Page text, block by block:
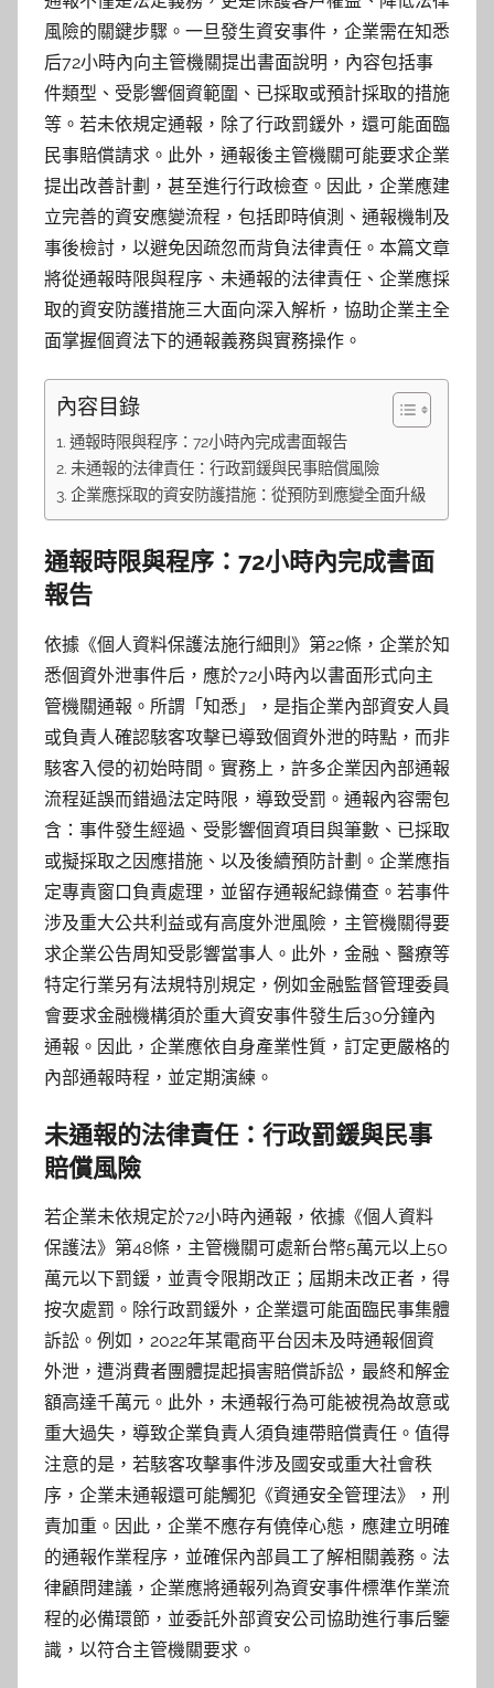
風險的關鍵步驟。一旦發生資安事件，企業需在知悉
后72小時內向主管機關提出書面說明，內容包括事
件類型、受影響個資範圍、已採取或預計採取的措施
等。若未依規定通報，除了行政罰鍰外，還可能面臨
民事賠償請求。此外，通報後主管機關可能要求企業
提出改善計劃，甚至進行行政檢查。因此，企業應建
立完善的資安應變流程，包括即時偵測、通報機制及
事後檢討，以避免因疏忽而背負法律責任。本篇文章
將從通報時限與程序、未通報的法律責任、企業應採
取的資安防護措施三大面向深入解析，協助企業主全
面掌握個資法下的通報義務與實務操作。
內容目錄
通報時限與程序：72小時內完成書面報告
未通報的法律責任：行政罰鍰與民事賠償風險
企業應採取的資安防護措施：從預防到應變全面升級
通報時限與程序：72小時內完成書面
報告
依據《個人資料保護法施行細則》第22條，企業於知
悉個資外泄事件后，應於72小時內以書面形式向主
管機關通報。所謂「知悉」，是指企業內部資安人員
或負責人確認駭客攻擊已導致個資外泄的時點，而非
駭客入侵的初始時間。實務上，許多企業因內部通報
流程延誤而錯過法定時限，導致受罰。通報內容需包
含：事件發生經過、受影響個資項目與筆數、已採取
或擬採取之因應措施、以及後續預防計劃。企業應指
定專責窗口負責處理，並留存通報紀錄備查。若事件
涉及重大公共利益或有高度外泄風險，主管機關得要
求企業公告周知受影響當事人。此外，金融、醫療等
特定行業另有法規特別規定，例如金融監督管理委員
會要求金融機構須於重大資安事件發生后30分鐘內
通報。因此，企業應依自身產業性質，訂定更嚴格的
內部通報時程，並定期演練。
未通報的法律責任：行政罰鍰與民事
賠償風險
若企業未依規定於72小時內通報，依據《個人資料
保護法》第48條，主管機關可處新台幣5萬元以上50
萬元以下罰鍰，並責令限期改正；屆期未改正者，得
按次處罰。除行政罰鍰外，企業還可能面臨民事集體
訴訟。例如，2022年某電商平台因未及時通報個資
外泄，遭消費者團體提起損害賠償訴訟，最終和解金
額高達千萬元。此外，未通報行為可能被視為故意或
重大過失，導致企業負責人須負連帶賠償責任。值得
注意的是，若駭客攻擊事件涉及國安或重大社會秩
序，企業未通報還可能觸犯《資通安全管理法》，刑
責加重。因此，企業不應存有僥倖心態，應建立明確
的通報作業程序，並確保內部員工了解相關義務。法
律顧問建議，企業應將通報列為資安事件標準作業流
程的必備環節，並委託外部資安公司協助進行事后鑒
識，以符合主管機關要求。